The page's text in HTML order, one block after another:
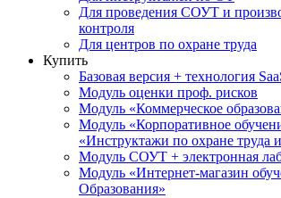
Для проведения СОУТ и
контроля
Для центров по охране труда
Купить
Базовая версия + технология
Модуль оценки проф. рисков
Модуль «Коммерческое
Модуль «Корпоративное
«Инструктажи по охране труда
Модуль СОУТ + электронная
Модуль «Интернет-магазин
Образования»